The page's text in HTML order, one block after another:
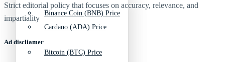
Cardano (ADA) Price
Binance Coin (BNB) Price
Bitcoin (BTC) Price
Strict editorial policy that focuses on accuracy, relevance, and
impartiality
Ad discliamer